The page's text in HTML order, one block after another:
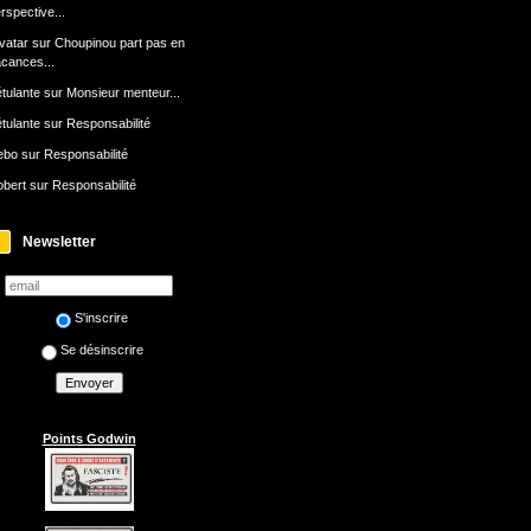
sur Choupinou part pas en
sur Monsieur menteur...
sur Responsabilité
sur Responsabilité
sur Responsabilité
Newsletter
S'inscrire
Se désinscrire
Points Godwin